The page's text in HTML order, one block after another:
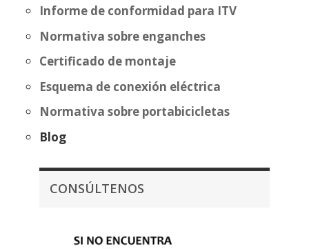
Informe de conformidad para ITV
Normativa sobre enganches
Certificado de montaje
Esquema de conexión eléctrica
Normativa sobre portabicicletas
Blog
CONSÚLTENOS